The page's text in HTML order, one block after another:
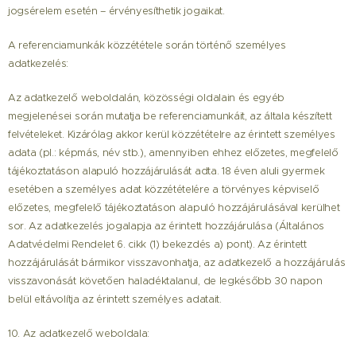
jogsérelem esetén – érvényesíthetik jogaikat.
A referenciamunkák közzététele során történő személyes
adatkezelés:
Az adatkezelő weboldalán, közösségi oldalain és egyéb
megjelenései során mutatja be referenciamunkáit, az általa készített
felvételeket. Kizárólag akkor kerül közzétételre az érintett személyes
adata (pl.: képmás, név stb.), amennyiben ehhez előzetes, megfelelő
tájékoztatáson alapuló hozzájárulását adta. 18 éven aluli gyermek
esetében a személyes adat közzétételére a törvényes képviselő
előzetes, megfelelő tájékoztatáson alapuló hozzájárulásával kerülhet
sor. Az adatkezelés jogalapja az érintett hozzájárulása (Általános
Adatvédelmi Rendelet 6. cikk (1) bekezdés a) pont). Az érintett
hozzájárulását bármikor visszavonhatja, az adatkezelő a hozzájárulás
visszavonását követően haladéktalanul, de legkésőbb 30 napon
belül eltávolítja az érintett személyes adatait.
10. Az adatkezelő weboldala: